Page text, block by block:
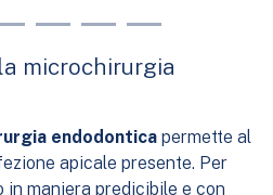
microchirurgia
endodontica permette al
apicale presente. Per
maniera predicibile e con